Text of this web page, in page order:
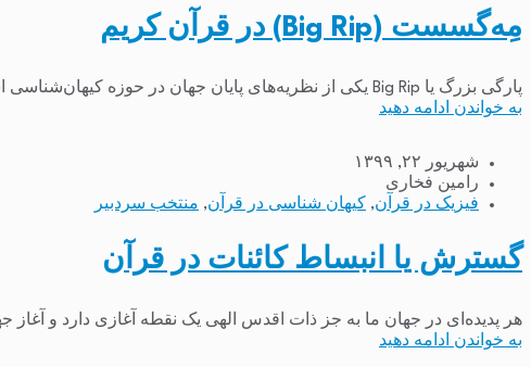
مِه‌گسست (Big Rip) در قرآن کریم
پارگی بزرگ یا Big Rip یکی از نظریه‌های پایان جهان در حوزه کیهان‌شناسی است که به نقش انرژی تاریک در گسترش جهان می‌پردازد. انرژی تاریک نیروی ناشناخته‌ای است که...
به خواندن ادامه دهید
شهریور ۲۲, ۱۳۹۹
رامین فخاری
فیزیک در قرآن, کیهان شناسی در قرآن, منتخب سردبیر
گسترش یا انبساط کائنات در قرآن
هر پدیده‌ای در جهان ما به جز ذات اقدس الهی یک نقطه آغازی دارد و آغاز
به خواندن ادامه دهید